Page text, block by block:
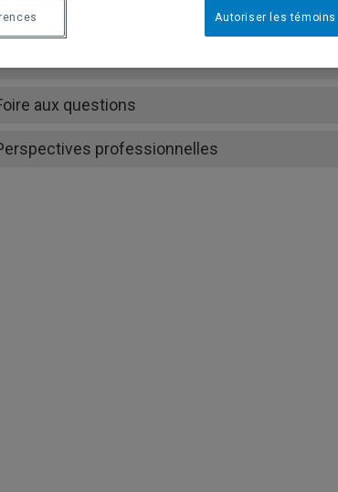
en ergonomie
aux questions
professionnelles
Autoriser les témoins